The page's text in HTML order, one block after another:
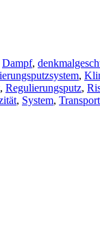
Dampf,
,
, Regulierungsputz,
, System, Transport